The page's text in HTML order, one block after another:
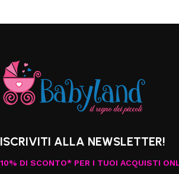
ISCRIVITI ALLA NEWSLETTER!
10% DI SCONTO* PER I TUOI ACQUISTI